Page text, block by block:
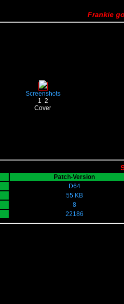
Frankie
Screenshots
1 2
Cover
Patch-Version
D64
55 KB
8
22186